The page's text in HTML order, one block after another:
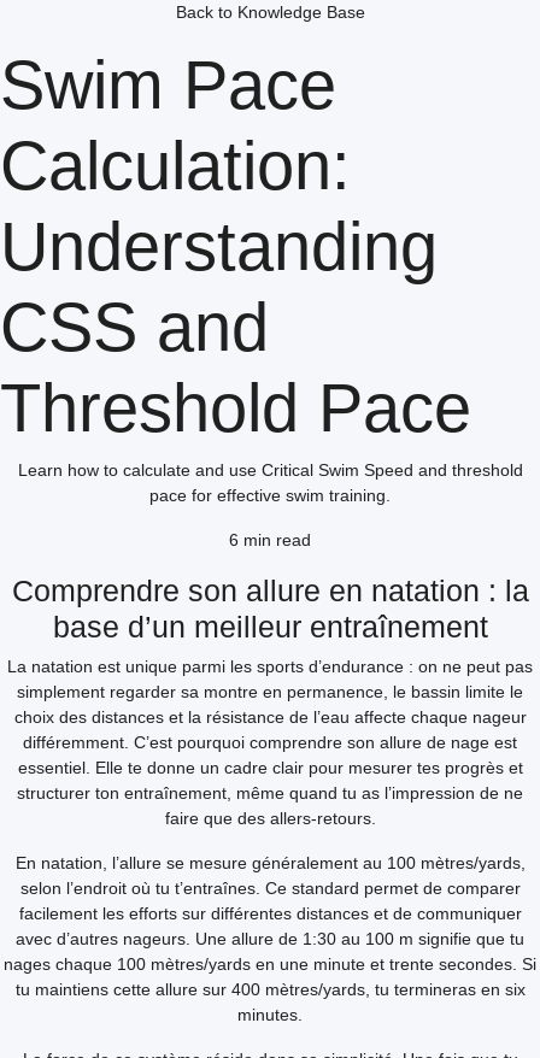
Back to Knowledge Base
Swim Pace
Calculation:
Understanding
CSS and
Threshold Pace
Learn how to calculate and use Critical Swim Speed and threshold
pace for effective swim training.
6 min read
Comprendre son allure en natation : la
base d’un meilleur entraînement
La natation est unique parmi les sports d’endurance : on ne peut pas
simplement regarder sa montre en permanence, le bassin limite le
choix des distances et la résistance de l’eau affecte chaque nageur
différemment. C’est pourquoi comprendre son allure de nage est
essentiel. Elle te donne un cadre clair pour mesurer tes progrès et
structurer ton entraînement, même quand tu as l’impression de ne
faire que des allers-retours.
En natation, l’allure se mesure généralement au 100 mètres/yards,
selon l’endroit où tu t’entraînes. Ce standard permet de comparer
facilement les efforts sur différentes distances et de communiquer
avec d’autres nageurs. Une allure de 1:30 au 100 m signifie que tu
nages chaque 100 mètres/yards en une minute et trente secondes. Si
tu maintiens cette allure sur 400 mètres/yards, tu termineras en six
minutes.